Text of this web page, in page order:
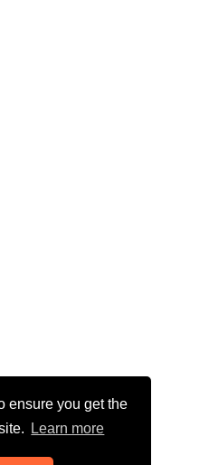
ensure you get the
Learn more